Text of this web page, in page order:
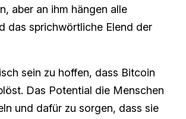
aber an ihm hängen alle
das sprichwörtliche Elend der
sein zu hoffen, dass Bitcoin
Das Potential die Menschen
und dafür zu sorgen, dass sie